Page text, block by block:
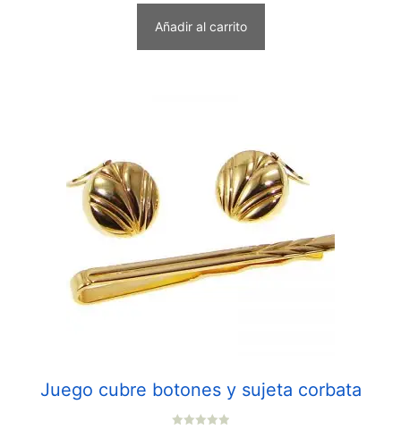
5
Añadir al carrito
Juego cubre botones y sujeta corbata